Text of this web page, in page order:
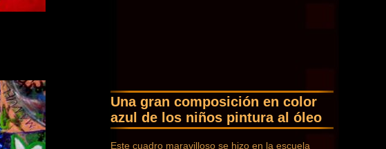
Una gran composición en color
azul de los niños pintura al óleo
Este cuadro maravilloso se hizo en la escuela